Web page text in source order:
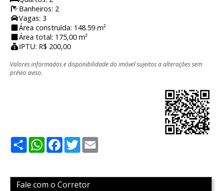
Banheiros: 2
Vagas: 3
Área construída: 148.59 m²
Área total: 175,00 m²
IPTU: R$ 200,00
Valores informados e disponibilidade do imóvel sujeitos a alterações sem
prévio aviso.
ShareWhatsApp
Facebook
Twitter
Fale com o Corretor